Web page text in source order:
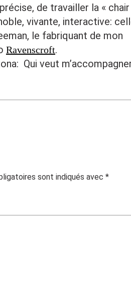
de travailler la « chair
vivante, interactive:
le fabriquant de mon
Ravenscroft.
Qui veut
sont indiqués avec *